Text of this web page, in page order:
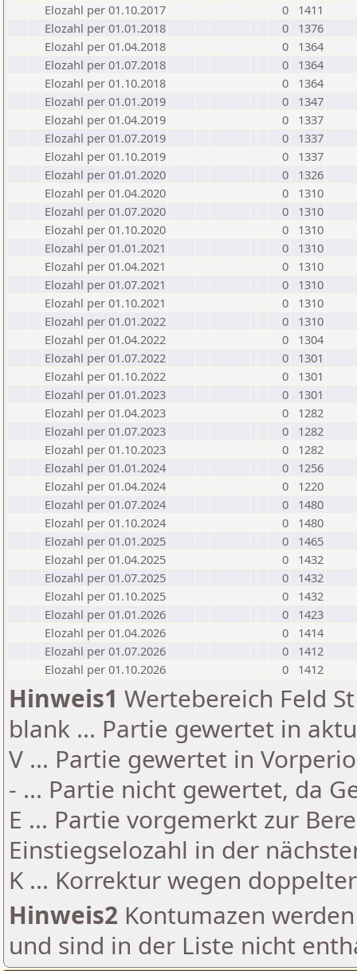
Elozahl per 01.10.2017
0
1411
Elozahl per 01.01.2018
0
1376
Elozahl per 01.04.2018
0
1364
Elozahl per 01.07.2018
0
1364
Elozahl per 01.10.2018
0
1364
Elozahl per 01.01.2019
0
1347
Elozahl per 01.04.2019
0
1337
Elozahl per 01.07.2019
0
1337
Elozahl per 01.10.2019
0
1337
Elozahl per 01.01.2020
0
1326
Elozahl per 01.04.2020
0
1310
Elozahl per 01.07.2020
0
1310
Elozahl per 01.10.2020
0
1310
Elozahl per 01.01.2021
0
1310
Elozahl per 01.04.2021
0
1310
Elozahl per 01.07.2021
0
1310
Elozahl per 01.10.2021
0
1310
Elozahl per 01.01.2022
0
1310
Elozahl per 01.04.2022
0
1304
Elozahl per 01.07.2022
0
1301
Elozahl per 01.10.2022
0
1301
Elozahl per 01.01.2023
0
1301
Elozahl per 01.04.2023
0
1282
Elozahl per 01.07.2023
0
1282
Elozahl per 01.10.2023
0
1282
Elozahl per 01.01.2024
0
1256
Elozahl per 01.04.2024
0
1220
Elozahl per 01.07.2024
0
1480
Elozahl per 01.10.2024
0
1480
Elozahl per 01.01.2025
0
1465
Elozahl per 01.04.2025
0
1432
Elozahl per 01.07.2025
0
1432
Elozahl per 01.10.2025
0
1432
Elozahl per 01.01.2026
0
1423
Elozahl per 01.04.2026
0
1414
Elozahl per 01.07.2026
0
1412
Elozahl per 01.10.2026
0 1412
Hinweis1 Wertebereich Feld
blank ... Partie gewertet in
V ... Partie gewertet in
- ... Partie nicht gewertet, da
E ... Partie vorgemerkt zur
Einstiegselozahl in der
K ... Korrektur wegen
Hinweis2 Kontumazen
und sind in der Liste nicht